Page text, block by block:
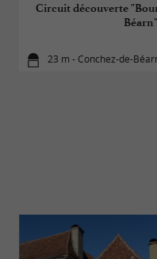
Circuit découverte
Béarn"
23 m - Conchez-de-